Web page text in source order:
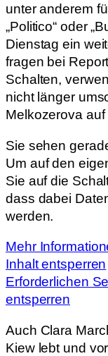
unter anderem
„Politico“ oder
Dienstag ein
fragen bei
Schalten,
nicht länger
Melkozerova auf
Sie sehen
Um auf den
Sie auf die
dass dabei
werden.
Mehr
Inhalt entsperren
Erforderlichen
entsperren
Auch Clara
Kiew lebt und